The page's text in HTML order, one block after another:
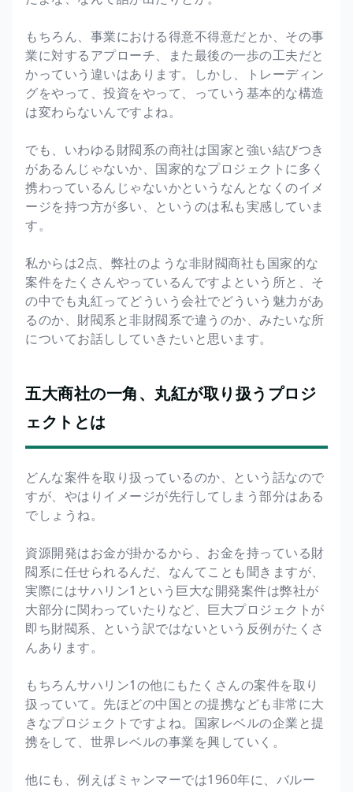
もちろん、事業における得意不得意だとか、その事
業に対するアプローチ、また最後の一歩の工夫だと
かっていう違いはあります。しかし、トレーディン
グをやって、投資をやって、っていう基本的な構造
は変わらないんですよね。
でも、いわゆる財閥系の商社は国家と強い結びつき
があるんじゃないか、国家的なプロジェクトに多く
携わっているんじゃないかというなんとなくのイメ
ージを持つ方が多い、というのは私も実感していま
す。
私からは2点、弊社のような非財閥商社も国家的な
案件をたくさんやっているんですよという所と、そ
の中でも丸紅ってどういう会社でどういう魅力があ
るのか、財閥系と非財閥系で違うのか、みたいな所
についてお話ししていきたいと思います。
五大商社の一角、丸紅が取り扱うプロジ
ェクトとは
どんな案件を取り扱っているのか、という話なので
すが、やはりイメージが先行してしまう部分はある
でしょうね。
資源開発はお金が掛かるから、お金を持っている財
閥系に任せられるんだ、なんてことも聞きますが、
実際にはサハリン1という巨大な開発案件は弊社が
大部分に関わっていたりなど、巨大プロジェクトが
即ち財閥系、という訳ではないという反例がたくさ
んあります。
もちろんサハリン1の他にもたくさんの案件を取り
扱っていて。先ほどの中国との提携なども非常に大
きなプロジェクトですよね。国家レベルの企業と提
携をして、世界レベルの事業を興していく。
他にも、例えばミャンマーでは1960年に、バルー